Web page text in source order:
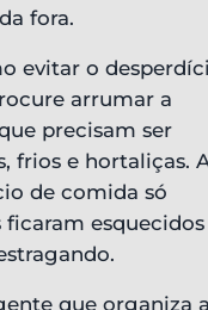
fora.
evitar o
arrumar a
precisam ser
frios e hortaliças.
de comida só
que organiza a